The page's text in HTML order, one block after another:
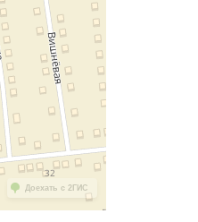
Доехать с 2ГИС